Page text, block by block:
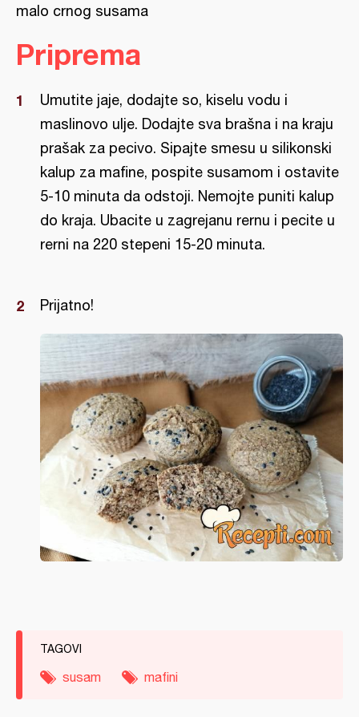
malo crnog susama
Priprema
Umutite jaje, dodajte so, kiselu vodu i
maslinovo ulje. Dodajte sva brašna i na kraju
prašak za pecivo. Sipajte smesu u silikonski
kalup za mafine, pospite susamom i ostavite
5-10 minuta da odstoji. Nemojte puniti kalup
do kraja. Ubacite u zagrejanu rernu i pecite u
rerni na 220 stepeni 15-20 minuta.
Prijatno!
TAGOVI
susam mafini